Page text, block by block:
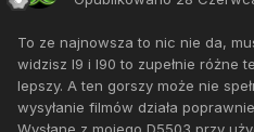
To ze najnowsza to nic nie da,
widzisz l9 i l90 to zupełnie różne
lepszy. A ten gorszy może nie
wysyłanie filmów działa